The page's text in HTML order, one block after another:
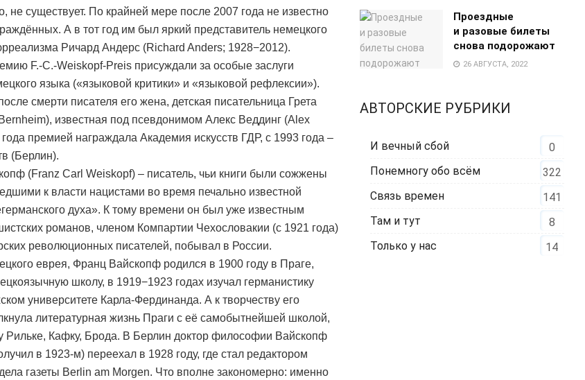
не существует. По крайней мере после 2007 года не известно
А в тот год им был яркий представитель немецкого
Ричард Андерс (Richard Anders; 1928−2012).
F.-C.-Weiskopf-Preis присуждали за особые заслуги
языка («языковой критики» и «языковой рефлексии»).
смерти писателя его жена, детская писательница Грета
известная под псевдонимом Алекс Веддинг (Alex
премией награждала Академия искусств ГДР, с 1993 года –
(Берлин).
(Franz Carl Weiskopf) – писатель, чьи книги были сожжены
к власти нацистами во время печально известной
духа». К тому времени он был уже известным
романов, членом Компартии Чехословакии (с 1921 года)
революционных писателей, побывал в России.
еврея, Франц Вайскопф родился в 1900 году в Праге,
школу, в 1919−1923 годах изучал германистику
университете Карла-Фердинанда. А к творчеству его
литературная жизнь Праги с её самобытнейшей школой,
Рильке, Кафку, Брода. В Берлин доктор философии Вайскопф
в 1923-м) переехал в 1928 году, где стал редактором
газеты Berlin am Morgen. Что вполне закономерно: именно
Проездные
и разовые билеты
снова подорожают
26 АВГУСТА, 2022
АВТОРСКИЕ РУБРИКИ
И вечный сбой
0
Понемногу обо всём
322
Связь времен
141
Там и тут
8
Только у нас
14